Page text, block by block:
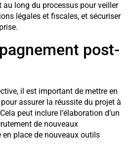
long du processus pour veiller
légales et fiscales, et sécuriser
post-
il est important de mettre en
assurer la réussite du projet à
peut inclure l’élaboration d’un
de nouveaux
place de nouveaux outils